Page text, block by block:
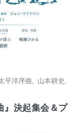
平洋序曲 山本耕史
』決起集会＆プ